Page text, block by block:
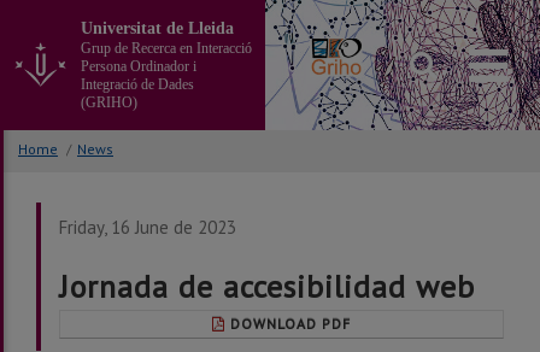
the
main
of
the
Universitat de Lleida
Grup de Recerca en Interacció
Persona Ordinador i
Integració de Dades
(GRIHO)
Home / News
Friday, 16 June de 2023
Jornada de accesibilidad web
DOWNLOAD PDF